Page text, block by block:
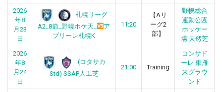
2026
年8
月23
日
札幌リーグ
A2_8節_野幌ホケ天_
ア
プリーレ札幌K
11:20
【Aリ
ーグ2
部】
野幌総合
運動公園
ホッケー
場 天然芝
2026
年8
月24
日
(コタサカ
Std) SSAP人工芝
21:00 Training
コンサド
ーレ 東雁
来グラウ
ンド